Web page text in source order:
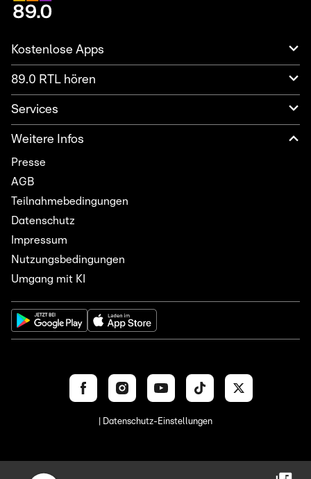
Kostenlose Apps
89.0 RTL hören
Services
Weitere Infos
Presse
AGB
Teilnahmebedingungen
Datenschutz
Impressum
Nutzungsbedingungen
Umgang mit KI
| Datenschutz-Einstellungen